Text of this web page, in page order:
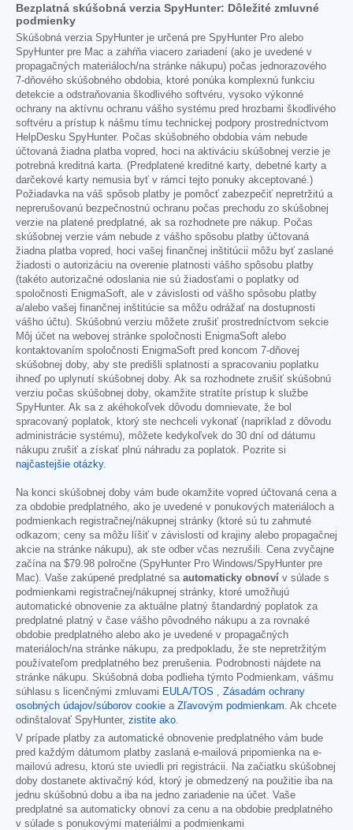
Bezplatná skúšobná verzia SpyHunter: Dôležité zmluvné
podmienky
Skúšobná verzia SpyHunter je určená pre SpyHunter Pro alebo
SpyHunter pre Mac a zahŕňa viacero zariadení (ako je uvedené v
propagačných materiáloch/na stránke nákupu) počas jednorazového
7-dňového skúšobného obdobia, ktoré ponúka komplexnú funkciu
detekcie a odstraňovania škodlivého softvéru, vysoko výkonné
ochrany na aktívnu ochranu vášho systému pred hrozbami škodlivého
softvéru a prístup k nášmu tímu technickej podpory prostredníctvom
HelpDesku SpyHunter. Počas skúšobného obdobia vám nebude
účtovaná žiadna platba vopred, hoci na aktiváciu skúšobnej verzie je
potrebná kreditná karta. (Predplatené kreditné karty, debetné karty a
darčekové karty nemusia byť v rámci tejto ponuky akceptované.)
Požiadavka na váš spôsob platby je pomôcť zabezpečiť nepretržitú a
neprerušovanú bezpečnostnú ochranu počas prechodu zo skúšobnej
verzie na platené predplatné, ak sa rozhodnete pre nákup. Počas
skúšobnej verzie vám nebude z vášho spôsobu platby účtovaná
žiadna platba vopred, hoci vašej finančnej inštitúcii môžu byť zaslané
žiadosti o autorizáciu na overenie platnosti vášho spôsobu platby
(takéto autorizačné odoslania nie sú žiadosťami o poplatky od
spoločnosti EnigmaSoft, ale v závislosti od vášho spôsobu platby
a/alebo vašej finančnej inštitúcie sa môžu odrážať na dostupnosti
vášho účtu). Skúšobnú verziu môžete zrušiť prostredníctvom sekcie
Môj účet na webovej stránke spoločnosti EnigmaSoft alebo
kontaktovaním spoločnosti EnigmaSoft pred koncom 7-dňovej
skúšobnej doby, aby ste predišli splatnosti a spracovaniu poplatku
ihneď po uplynutí skúšobnej doby. Ak sa rozhodnete zrušiť skúšobnú
verziu počas skúšobnej doby, okamžite stratíte prístup k službe
SpyHunter. Ak sa z akéhokoľvek dôvodu domnievate, že bol
spracovaný poplatok, ktorý ste nechceli vykonať (napríklad z dôvodu
administrácie systému), môžete kedykoľvek do 30 dní od dátumu
nákupu zrušiť a získať plnú náhradu za poplatok. Pozrite si
najčastejšie otázky.
Na konci skúšobnej doby vám bude okamžite vopred účtovaná cena a
za obdobie predplatného, ako je uvedené v ponukových materiáloch a
podmienkach registračnej/nákupnej stránky (ktoré sú tu zahrnuté
odkazom; ceny sa môžu líšiť v závislosti od krajiny alebo propagačnej
akcie na stránke nákupu), ak ste odber včas nezrušili. Cena zvyčajne
začína na $79.98 polročne (SpyHunter Pro Windows/SpyHunter pre
Mac). Vaše zakúpené predplatné sa automaticky obnoví v súlade s
podmienkami registračnej/nákupnej stránky, ktoré umožňujú
automatické obnovenie za aktuálne platný štandardný poplatok za
predplatné platný v čase vášho pôvodného nákupu a za rovnaké
obdobie predplatného alebo ako je uvedené v propagačných
materiáloch/na stránke nákupu, za predpokladu, že ste nepretržitým
používateľom predplatného bez prerušenia. Podrobnosti nájdete na
stránke nákupu. Skúšobná doba podlieha týmto Podmienkam, vášmu
súhlasu s licenčnými zmluvami EULA/TOS
Zásadám ochrany
osobných údajov/súborov cookie a Zľavovým podmienkam . Ak chcete
odinštalovať SpyHunter, zistite ako
V prípade platby za automatické obnovenie predplatného vám bude
pred každým dátumom platby zaslaná e-mailová pripomienka na e-
mailovú adresu, ktorú ste uviedli pri registrácii. Na začiatku skúšobnej
doby dostanete aktivačný kód, ktorý je obmedzený na použitie iba na
jednu skúšobnú dobu a iba na jedno zariadenie na účet. Vaše
predplatné sa automaticky obnoví za cenu a na obdobie predplatného
v súlade s ponukovými materiálmi a podmienkami